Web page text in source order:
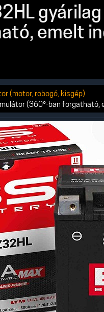
emelt
(motor, robogó, kisgép)
(360°-ban